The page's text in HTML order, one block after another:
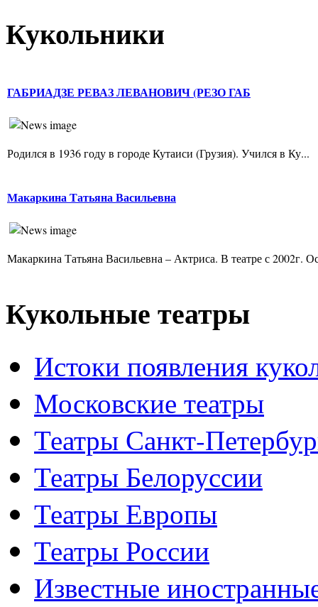
Кукольники
ГАБРИАДЗЕ РЕВАЗ ЛЕВАНОВИЧ (РЕЗО ГАБ
Родился в 1936 году в городе Кутаиси (Грузия). Учился в Ку...
Макаркина Татьяна Васильевна
Макаркина Татьяна Васильевна – Актриса. В театре с 2002г.
Кукольные театры
Истоки появления
Московские театры
Театры Санкт-
Театры Белоруссии
Театры Европы
Театры России
Известные